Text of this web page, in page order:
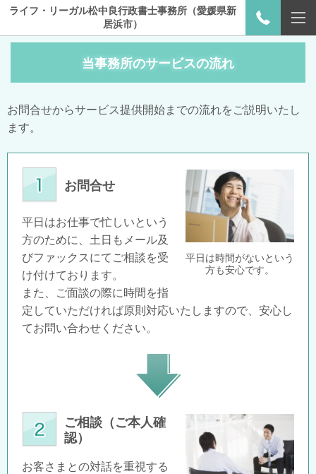
ライフ・リーガル松中良行政書士事務所（愛媛県新
居浜市）
当事務所のサービスの流れ
お問合せからサービス提供開始までの流れをご説明いたし
ます。
平日は時間がないという
方も安心です。
お問合せ
平日はお仕事で忙しいという
方のために、土日もメール及
びファックスにてご相談を受
け付けております。
また、ご面談の際に時間を指
定していただければ原則対応いたしますので、安心し
てお問い合わせください。
ご相談（ご本人確
認）
お客さまとの対話を重視する